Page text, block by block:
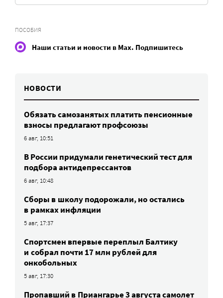
ПОСОБИЯ
Наши статьи и новости в Max. Подпишитесь
НОВОСТИ
Обязать самозанятых платить пенсионные
взносы предлагают профсоюзы
6 авг, 10:51
В России придумали генетический тест для
подбора антидепрессантов
6 авг, 10:48
Сборы в школу подорожали, но остались
в рамках инфляции
5 авг, 17:37
Спортсмен впервые переплыл Балтику
и собрал почти 17 млн рублей для
онкобольных
5 авг, 17:30
Пропавший в Приангарье 3 августа самолет